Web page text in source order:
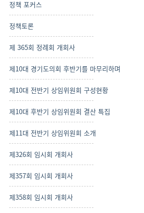
정책 포커스
정책토론
제 365회 정례회 개회사
제10대 경기도의회 후반기를 마무리하며
제10대 전반기 상임위원회 구성현황
제10대 후반기 상임위원회 결산 특집
제11대 전반기 상임위원회 소개
제326회 임시회 개회사
제357회 임시회 개회사
제358회 임시회 개회사